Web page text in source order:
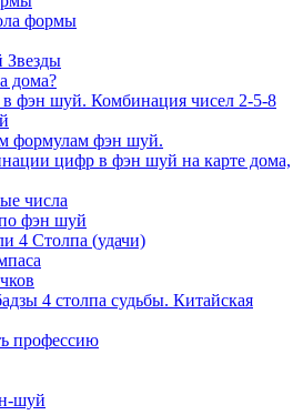
формы
дома?
в фэн шуй. Комбинация чисел 2-5-8
формулам фэн шуй.
цифр в фэн шуй на карте дома,
числа
фэн шуй
4 Столпа (удачи)
4 столпа судьбы. Китайская
профессию
шуй